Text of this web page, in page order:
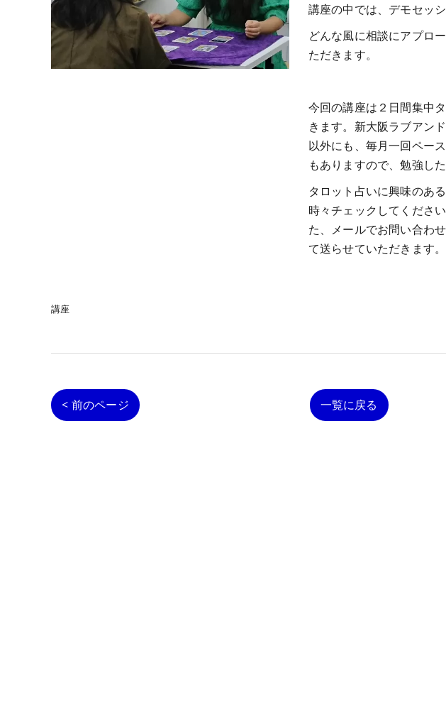
講座の中では、デモセッ
どんな風に相談にアプロ
ただきます。
今回の講座は２日間集中
きます。新大阪ラブアン
以外にも、毎月一回ペー
もありますので、勉強し
タロット占いに興味のあ
時々チェックしてくださ
た、メールでお問い合わ
て送らせていただきます。
講座
< 前のページ 一覧に戻る